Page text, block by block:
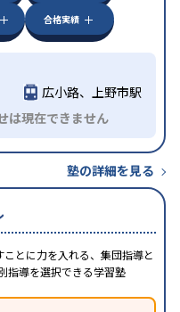
合格実績
広小路、上野市駅
は現在できません
塾の詳細を見る
ことに力を入れる、集団指導と
指導を選択できる学習塾